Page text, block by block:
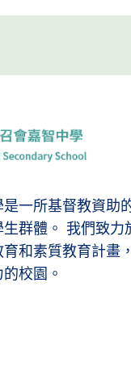
一所基督教資助
群體。 我們致力
和素質教育計畫
校園。